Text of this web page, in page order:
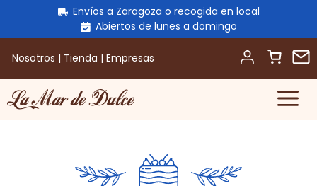
Envíos a Zaragoza o recogida en local
Abiertos de lunes a domingo
Nosotros | Tienda | Empresas
Saltar
al